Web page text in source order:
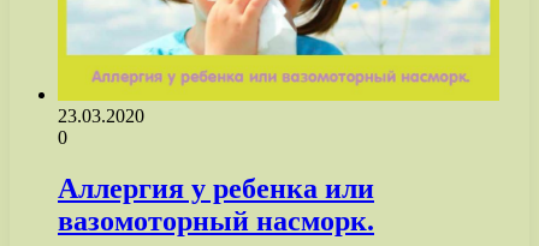
23.03.2020
0
Аллергия у ребенка или
вазомоторный насморк.